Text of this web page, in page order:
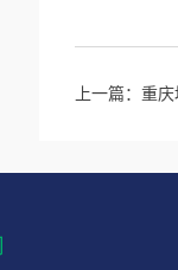
上一篇： 重庆